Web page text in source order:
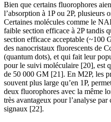
Bien que certains fluorophores
l’absorption à 1P ou 2P, plusieurs
Certaines molécules comme le
faible section efficace à 2P tandis
section efficace acceptable (~100
des nanocristaux fluorescents de
(quantum dots), et qui fait leur
pour le suivi moléculaire [20], est
de 50 000 GM [21]. En M2P, les
souvent plus large qu’en 1P,
deux fluorophores avec la même
très avantageux pour l’analyse
signaux [22].